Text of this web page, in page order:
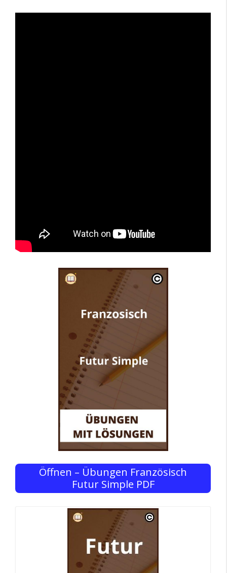
Öffnen – Übungen Französisch
Futur Simple PDF